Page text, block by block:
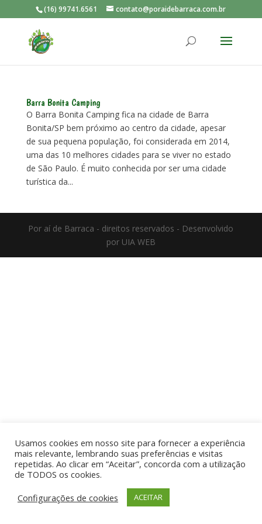
(16) 99741.6561 contato@poraidebarraca.com.br
Barra Bonita Camping
O Barra Bonita Camping fica na cidade de Barra
Bonita/SP bem próximo ao centro da cidade, apesar
de sua pequena população, foi considerada em 2014,
uma das 10 melhores cidades para se viver no estado
de São Paulo. É muito conhecida por ser uma cidade
turística da...
Por aí de Barraca - direitos reservados - Desenvolvido
por UIA WEB
Usamos cookies em nosso site para fornecer a experiência
mais relevante, lembrando suas preferências e visitas
repetidas. Ao clicar em “Aceitar”, concorda com a utilização
de TODOS os cookies.
Configurações de cookies
ACEITAR